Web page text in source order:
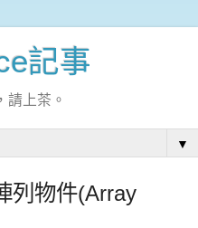
記事
請上茶。
▼
列物件(Array